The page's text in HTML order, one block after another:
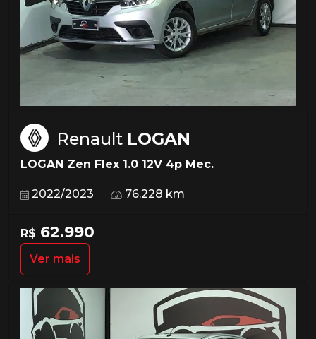
Renault LOGAN
LOGAN Zen Flex 1.0 12V 4p Mec.
2022/2023 76.228 km
R$ 62.990
Ver mais